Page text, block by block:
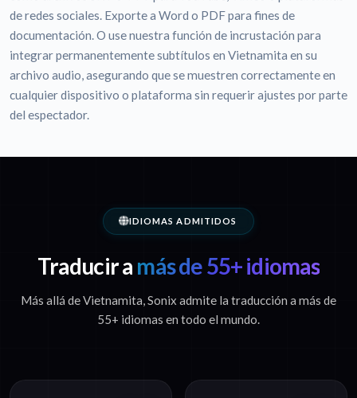
de redes sociales. Exporte a Word o PDF para fines de
documentación. O use nuestra función de incrustación para
integrar permanentemente subtítulos en Vietnamita en su
archivo audio, asegurando que se muestren correctamente en
cualquier dispositivo o plataforma sin requerir ajustes por parte
del espectador.
IDIOMAS ADMITIDOS
Traducir a más de 55+ idiomas
Más allá de Vietnamita, Sonix admite la traducción a más de
55+ idiomas en todo el mundo.